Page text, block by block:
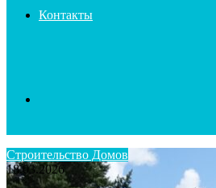
Контакты
for
Строительство Домов
18.03.2026